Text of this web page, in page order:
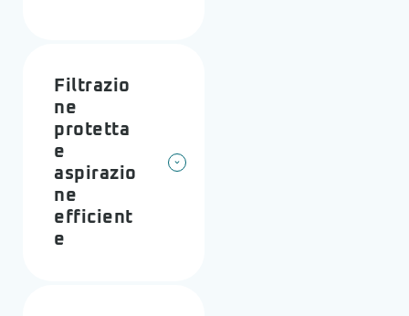
Filtrazio
ne
protetta
e
aspirazio
ne
efficient
e